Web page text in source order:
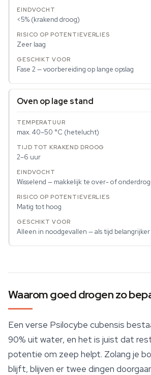
<5% (krakend droog)
Zeer laag
Fase 2 — voorbereiding op lange opslag
Oven op lage stand
max. 40–50 °C (hetelucht)
2–6 uur
Wisselend — makkelijk te over- of
Matig tot hoog
Alleen in noodgevallen — als tijd
Waarom goed drogen zo
Een verse Psilocybe cubensis
90% uit water, en het is juist dat
potentie om zeep helpt. Zolang je
blijft, blijven er twee dingen